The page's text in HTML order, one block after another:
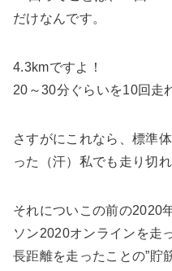
だけなんです。
4.3kmですよ！
20～30分ぐらいを10回走
さすがにこれなら、標準
った（汗）私でも走り切
それについこの前の2020
ソン2020オンライン を走
長距離を走ったことの”貯